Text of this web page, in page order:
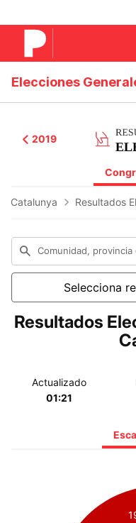
Elecciones
2019
Catalunya Resultados
Comunidad, provincia
Selecciona
Resultados
Actualizado
01:21